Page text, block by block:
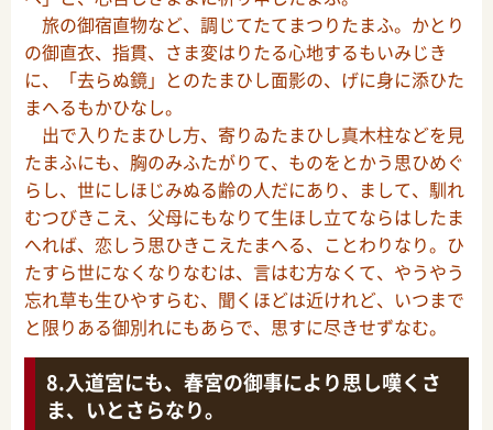
旅の御宿直物など、調じてたてまつりたまふ。かとり
の御直衣、指貫、さま変はりたる心地するもいみじき
に、「去らぬ鏡」とのたまひし面影の、げに身に添ひた
まへるもかひなし。
出で入りたまひし方、寄りゐたまひし真木柱などを見
たまふにも、胸のみふたがりて、ものをとかう思ひめぐ
らし、世にしほじみぬる齢の人だにあり、まして、馴れ
むつびきこえ、父母にもなりて生ほし立てならはしたま
へれば、恋しう思ひきこえたまへる、ことわりなり。ひ
たすら世になくなりなむは、言はむ方なくて、やうやう
忘れ草も生ひやすらむ、聞くほどは近けれど、いつまで
と限りある御別れにもあらで、思すに尽きせずなむ。
入道宮にも、春宮の御事により思し嘆くさ
ま、いとさらなり。